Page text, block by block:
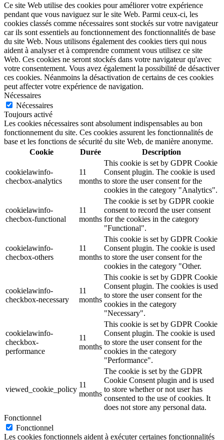
Ce site Web utilise des cookies pour améliorer votre expérience
pendant que vous naviguez sur le site Web. Parmi ceux-ci, les
cookies classés comme nécessaires sont stockés sur votre navigateur
car ils sont essentiels au fonctionnement des fonctionnalités de base
du site Web. Nous utilisons également des cookies tiers qui nous
aident à analyser et à comprendre comment vous utilisez ce site
Web. Ces cookies ne seront stockés dans votre navigateur qu'avec
votre consentement. Vous avez également la possibilité de désactiver
ces cookies. Néanmoins la désactivation de certains de ces cookies
peut affecter votre expérience de navigation.
Nécessaires
Nécessaires
Toujours activé
Les cookies nécessaires sont absolument indispensables au bon
fonctionnement du site. Ces cookies assurent les fonctionnalités de
base et les fonctions de sécurité du site Web, de manière anonyme.
Cookie
Durée Description
cookielawinfo-
checbox-analytics
11
months
This cookie is set by GDPR Cookie
Consent plugin. The cookie is used
to store the user consent for the
cookies in the category "Analytics".
cookielawinfo-
checbox-functional
11
months
The cookie is set by GDPR cookie
consent to record the user consent
for the cookies in the category
"Functional".
cookielawinfo-
checbox-others
11
months
This cookie is set by GDPR Cookie
Consent plugin. The cookie is used
to store the user consent for the
cookies in the category "Other.
cookielawinfo-
checkbox-necessary
11
months
This cookie is set by GDPR Cookie
Consent plugin. The cookies is used
to store the user consent for the
cookies in the category
"Necessary".
cookielawinfo-
checkbox-
performance
11
months
This cookie is set by GDPR Cookie
Consent plugin. The cookie is used
to store the user consent for the
cookies in the category
"Performance".
viewed_cookie_policy
11
months
The cookie is set by the GDPR
Cookie Consent plugin and is used
to store whether or not user has
consented to the use of cookies. It
does not store any personal data.
Fonctionnel
Fonctionnel
Les cookies fonctionnels aident à exécuter certaines fonctionnalités